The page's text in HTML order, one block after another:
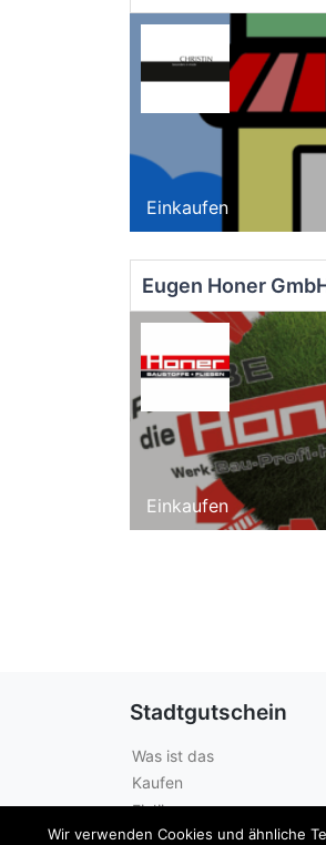
Einkaufen
Einkaufen
Stadtgutschein
Was ist das
Kaufen
Einlösen
Guthabenabfrage
Wir verwenden Cookies und ähnliche